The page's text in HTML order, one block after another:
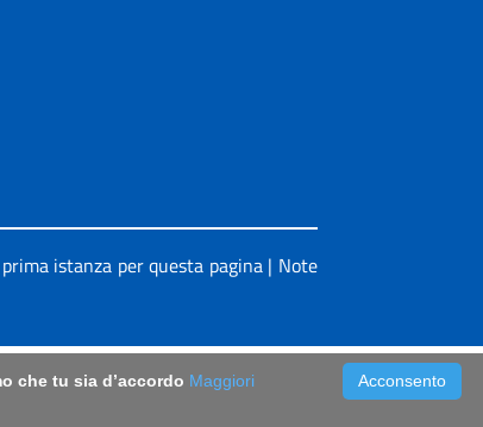
istanza per questa pagina| Note
Acconsento
che tu sia d’accordo Maggiori